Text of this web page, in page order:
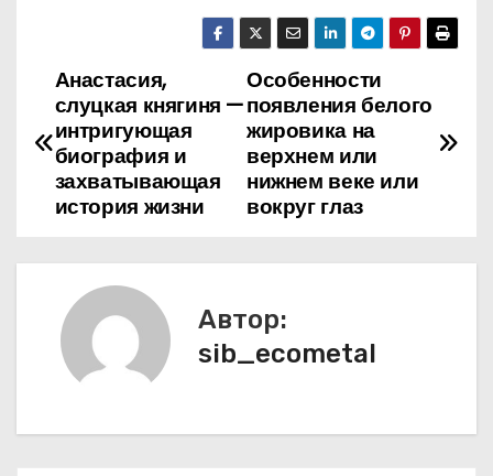
Н
а
г
Особенности
появления белого
жировика на
верхнем или
нижнем веке или
вокруг глаз
Анастасия,
слуцкая княгиня —
интригующая
биография и
захватывающая
история жизни
Автор:
sib_ecometal